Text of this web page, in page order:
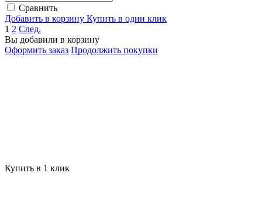
Сравнить
Добавить в корзину Купить в один клик
1 2 След.
Вы добавили в корзину
Оформить заказ Продолжить покупки
Купить в 1 клик